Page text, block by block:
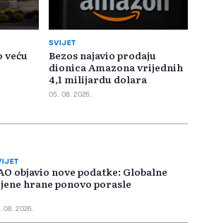
veću
SVIJET
Bezos najavio prodaju
dionica Amazona vrijednih
4,1 milijardu dolara
05. 08. 2026.
objavio nove podatke: Globalne
hrane ponovo porasle
08. 2026.